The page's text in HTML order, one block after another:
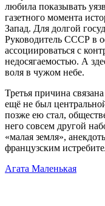
любила показывать
газетного момента
Запад. Для долгой
Руководитель СССР в
ассоциироваться с
недосягаемостью. А
воля в чужом небе.
Третья причина
ещё не был
позже ею стал,
него совсем другой
«малая земля»,
французским
Агата Маленькая